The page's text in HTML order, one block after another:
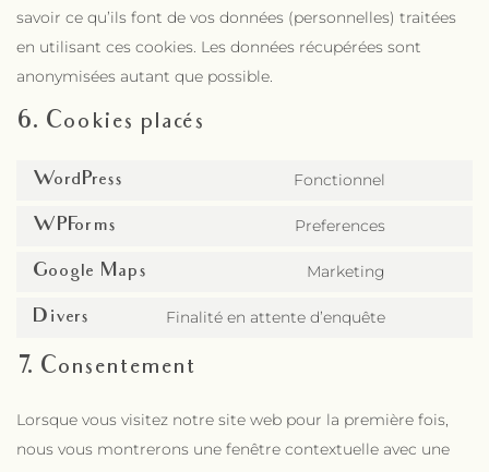
savoir ce qu’ils font de vos données (personnelles) traitées
en utilisant ces cookies. Les données récupérées sont
anonymisées autant que possible.
6. Cookies placés
WordPress Fonctionnel
WPForms Preferences
Google Maps Marketing
Divers Finalité en attente d’enquête
7. Consentement
Lorsque vous visitez notre site web pour la première fois,
nous vous montrerons une fenêtre contextuelle avec une